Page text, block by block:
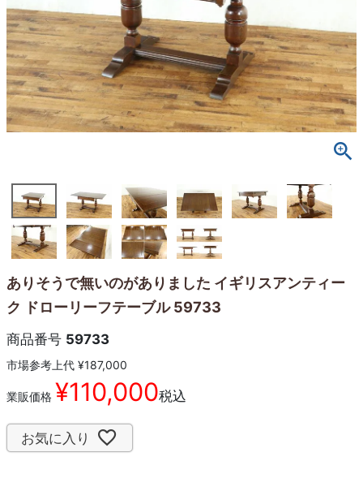
ありそうで無いのがありました イギリスアンティー
ク ドローリーフテーブル 59733
商品番号 59733
市場参考上代 ¥187,000
業販価格 ¥110,000税込
お気に入り